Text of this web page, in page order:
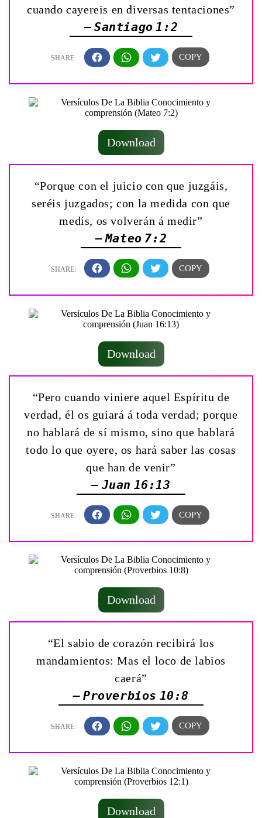
cuando cayereis en diversas tentaciones”
— Santiago 1:2
Download
“Porque con el juicio con que juzgáis,
seréis juzgados; con la medida con que
medís, os volverán á medir”
— Mateo 7:2
Download
“Pero cuando viniere aquel Espíritu de
verdad, él os guiará á toda verdad; porque
no hablará de sí mismo, sino que hablará
todo lo que oyere, os hará saber las cosas
que han de venir”
— Juan 16:13
Download
“El sabio de corazón recibirá los
mandamientos: Mas el loco de labios
caerá”
— Proverbios 10:8
Download